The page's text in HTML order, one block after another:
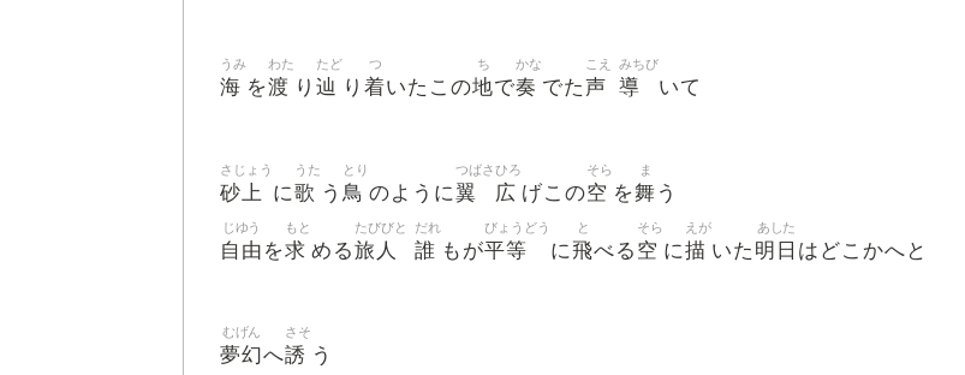
海
うみ
を渡
わた
り 辿
たど
り 着
つ
いたこの地
ち
で奏
かな
でた声
こえ
導
みちび
いて
砂上
さじょう
に歌
うた
う 鳥
とり
のように翼
つばさ
広
ひろ
げこの空
そら
を舞
ま
う
自由
じゆう
を求
もと
める旅人
たびびと
誰
だれ
もが平等
びょうどう
に飛
と
べる 空
そら
に描
えが
いた 明日
あした
はどこかへと
夢幻
むげん
へ誘
さそ
う